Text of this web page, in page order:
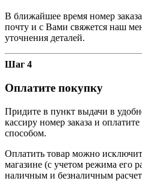
В ближайшее время номер
почту и с Вами свяжется наш
уточнения деталей.
Шаг 4
Оплатите покупку
Придите в пункт выдачи в
кассиру номер заказа и
способом.
Оплатить товар можно
магазине (с учетом режима его
наличным и безналичным